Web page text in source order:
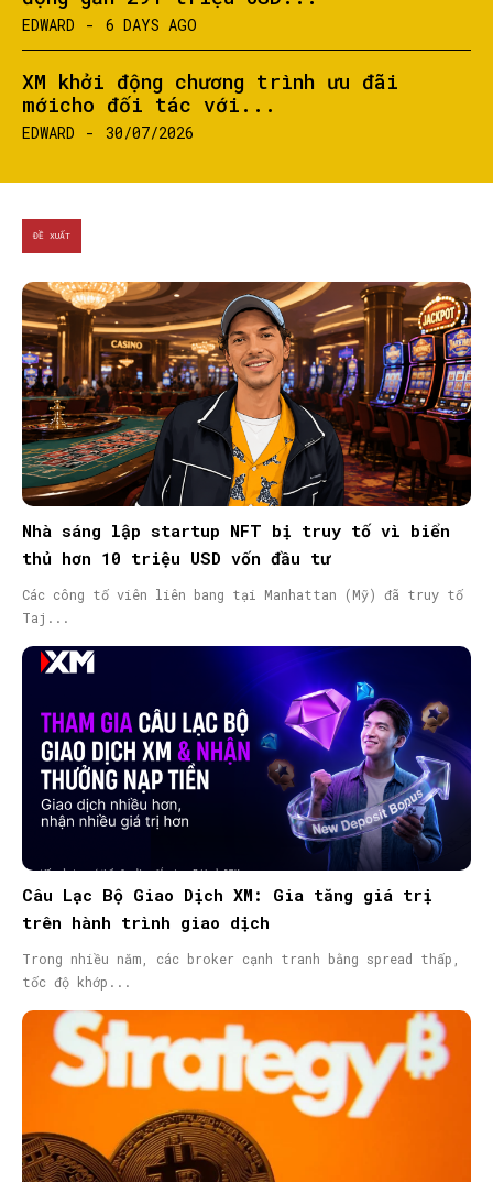
SEARCH...
EDWARD - 6 DAYS AGO
XM khởi động chương trình ưu đãi
mớicho đối tác với...
EDWARD - 30/07/2026
ĐỀ XUẤT
Nhà sáng lập startup NFT bị truy tố vì biển
thủ hơn 10 triệu USD vốn đầu tư
Các công tố viên liên bang tại Manhattan (Mỹ) đã truy tố
Taj...
Câu Lạc Bộ Giao Dịch XM: Gia tăng giá trị
trên hành trình giao dịch
Trong nhiều năm, các broker cạnh tranh bằng spread thấp,
tốc độ khớp...